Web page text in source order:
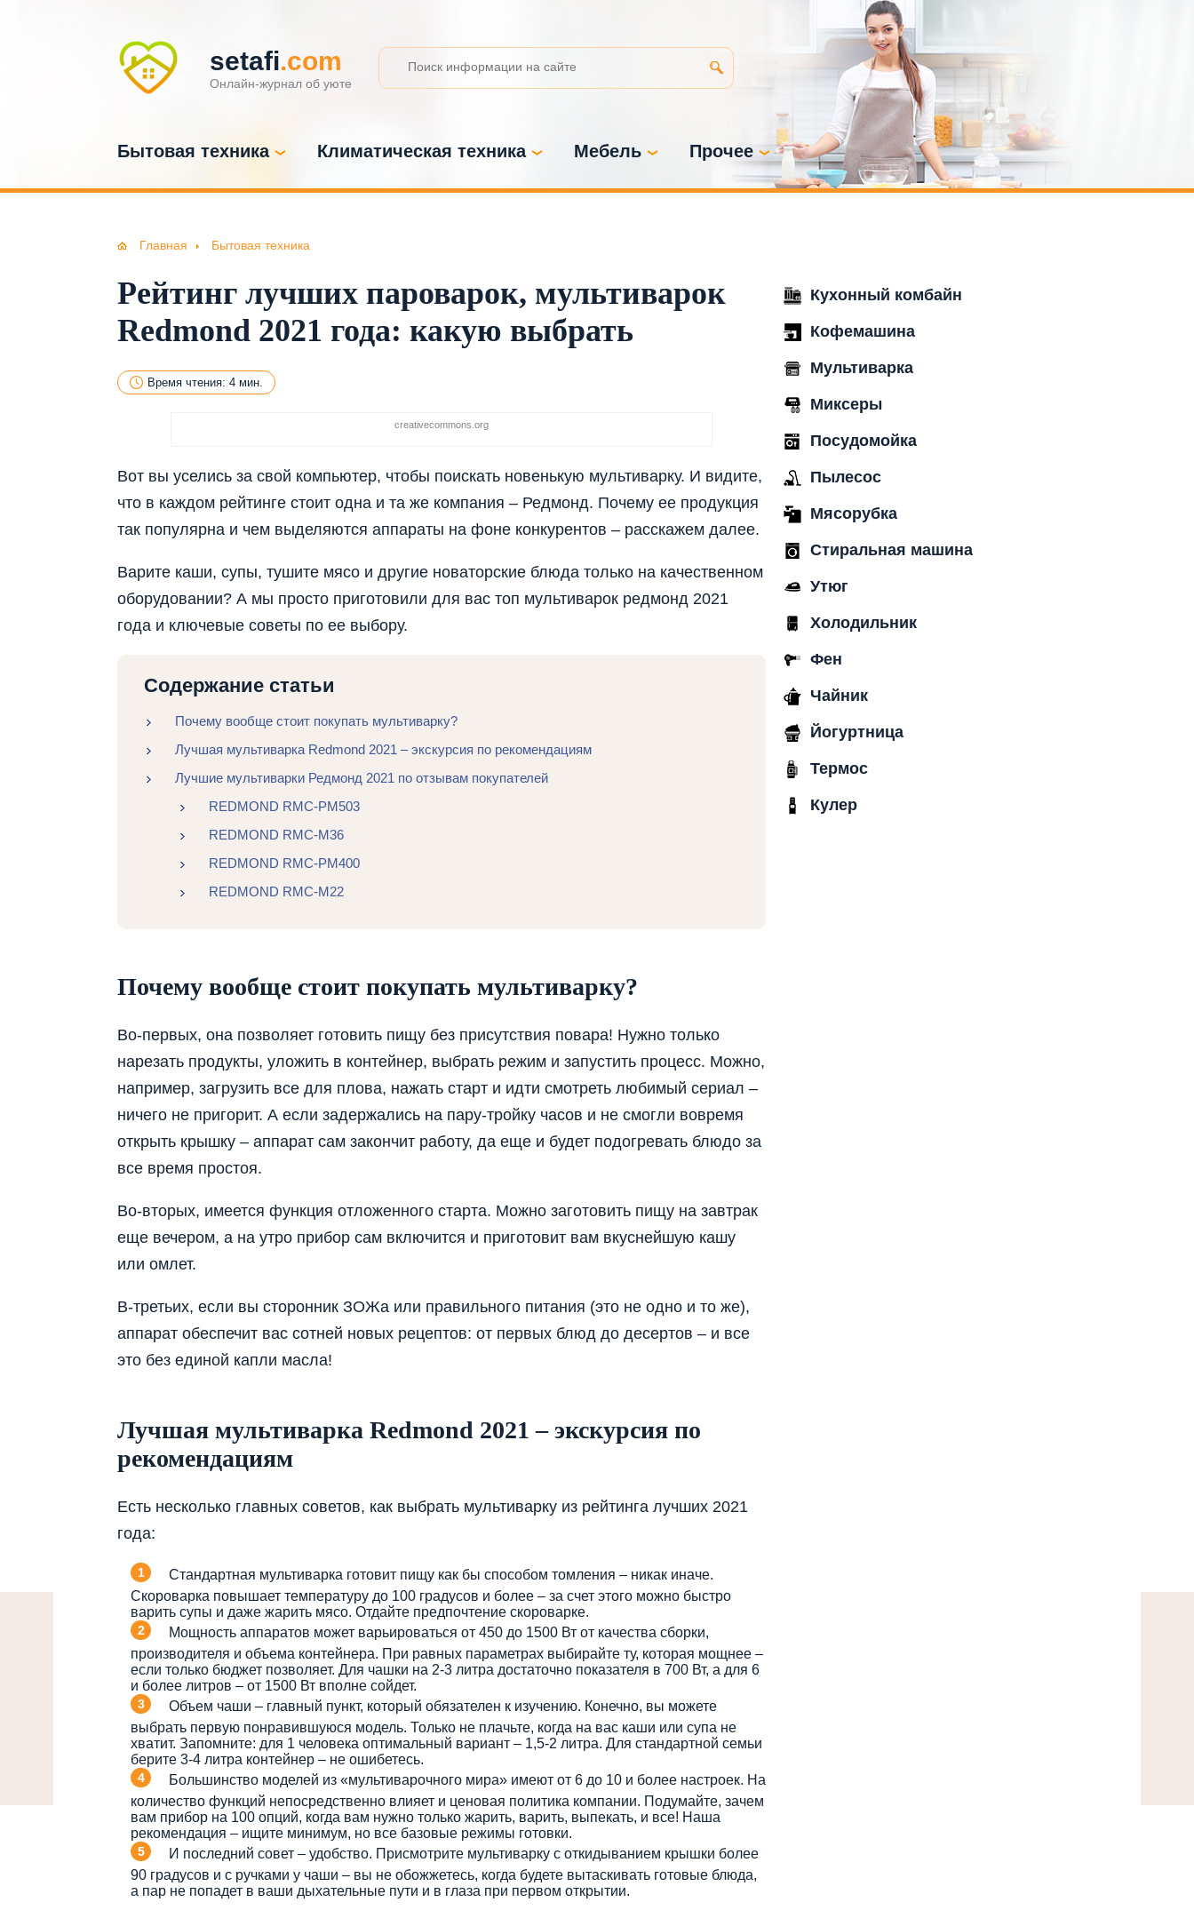
setafi.com
Онлайн-журнал об уюте
Бытовая техника Климатическая техника Мебель Прочее
Главная Бытовая техника
Рейтинг лучших пароварок, мультиварок
Redmond 2021 года: какую выбрать
Время чтения: 4 мин.
creativecommons.org
Вот вы уселись за свой компьютер, чтобы поискать новенькую мультиварку. И видите,
что в каждом рейтинге стоит одна и та же компания – Редмонд. Почему ее продукция
так популярна и чем выделяются аппараты на фоне конкурентов – расскажем далее.
Варите каши, супы, тушите мясо и другие новаторские блюда только на качественном
оборудовании? А мы просто приготовили для вас топ мультиварок редмонд 2021
года и ключевые советы по ее выбору.
Содержание статьи
Почему вообще стоит покупать мультиварку?
Лучшая мультиварка Redmond 2021 – экскурсия по рекомендациям
Лучшие мультиварки Редмонд 2021 по отзывам покупателей
REDMOND RMC-PM503
REDMOND RMC-M36
REDMOND RMC-PM400
REDMOND RMC-M22
Почему вообще стоит покупать мультиварку?
Во-первых, она позволяет готовить пищу без присутствия повара! Нужно только
нарезать продукты, уложить в контейнер, выбрать режим и запустить процесс. Можно,
например, загрузить все для плова, нажать старт и идти смотреть любимый сериал –
ничего не пригорит. А если задержались на пару-тройку часов и не смогли вовремя
открыть крышку – аппарат сам закончит работу, да еще и будет подогревать блюдо за
все время простоя.
Во-вторых, имеется функция отложенного старта. Можно заготовить пищу на завтрак
еще вечером, а на утро прибор сам включится и приготовит вам вкуснейшую кашу
или омлет.
В-третьих, если вы сторонник ЗОЖа или правильного питания (это не одно и то же),
аппарат обеспечит вас сотней новых рецептов: от первых блюд до десертов – и все
это без единой капли масла!
Лучшая мультиварка Redmond 2021 – экскурсия по
рекомендациям
Есть несколько главных советов, как выбрать мультиварку из рейтинга лучших 2021
года:
Стандартная мультиварка готовит пищу как бы способом томления – никак иначе.
Скороварка повышает температуру до 100 градусов и более – за счет этого можно быстро
варить супы и даже жарить мясо. Отдайте предпочтение скороварке.
Мощность аппаратов может варьироваться от 450 до 1500 Вт от качества сборки,
производителя и объема контейнера. При равных параметрах выбирайте ту, которая мощнее –
если только бюджет позволяет. Для чашки на 2-3 литра достаточно показателя в 700 Вт, а для 6
и более литров – от 1500 Вт вполне сойдет.
Объем чаши – главный пункт, который обязателен к изучению. Конечно, вы можете
выбрать первую понравившуюся модель. Только не плачьте, когда на вас каши или супа не
хватит. Запомните: для 1 человека оптимальный вариант – 1,5-2 литра. Для стандартной семьи
берите 3-4 литра контейнер – не ошибетесь.
Большинство моделей из «мультиварочного мира» имеют от 6 до 10 и более настроек. На
количество функций непосредственно влияет и ценовая политика компании. Подумайте, зачем
вам прибор на 100 опций, когда вам нужно только жарить, варить, выпекать, и все! Наша
рекомендация – ищите минимум, но все базовые режимы готовки.
И последний совет – удобство. Присмотрите мультиварку с откидыванием крышки более
90 градусов и с ручками у чаши – вы не обожжетесь, когда будете вытаскивать готовые блюда,
а пар не попадет в ваши дыхательные пути и в глаза при первом открытии.
Кухонный комбайн
Кофемашина
Мультиварка
Миксеры
Посудомойка
Пылесос
Мясорубка
Стиральная машина
Утюг
Холодильник
Фен
Чайник
Йогуртница
Термос
Кулер